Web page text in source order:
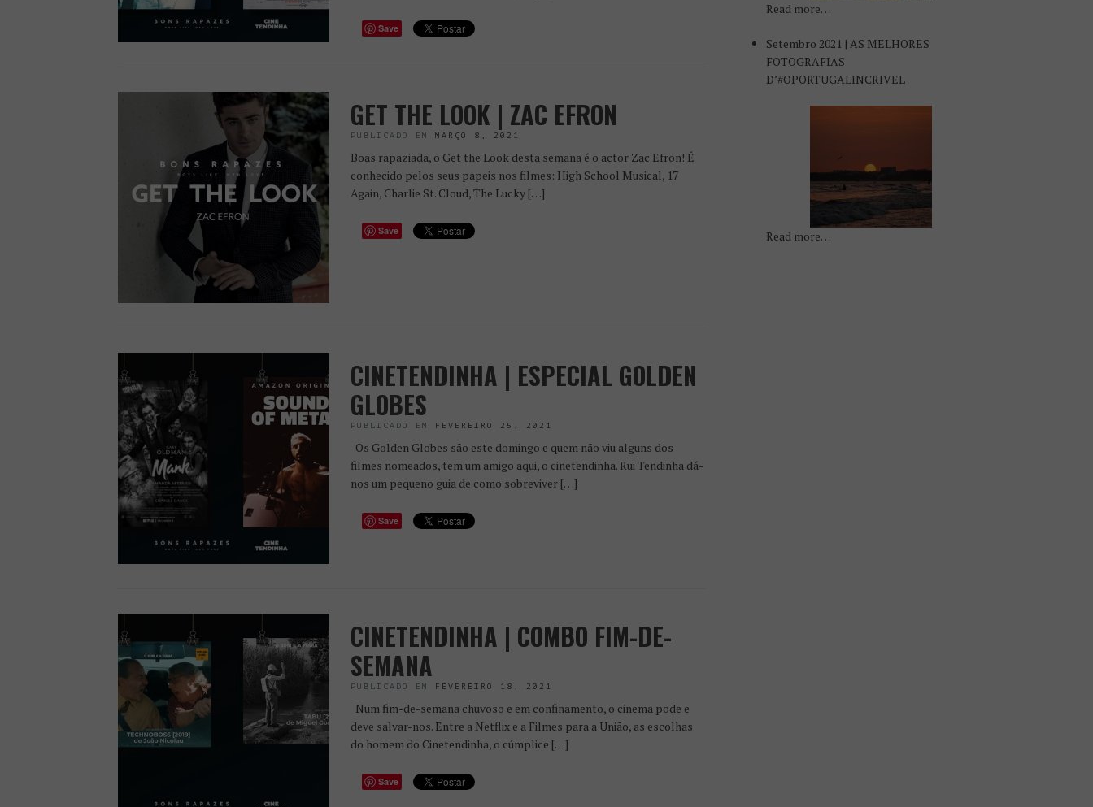
Save
GET THE LOOK | ZAC EFRON
PUBLICADO EM MARÇO 8, 2021
Boas rapaziada, o Get the Look desta semana é o actor Zac Efron! É
conhecido pelos seus papeis nos filmes: High School Musical, 17
Again, Charlie St. Cloud, The Lucky […]
Save
CINETENDINHA | ESPECIAL GOLDEN
GLOBES
PUBLICADO EM FEVEREIRO 25, 2021
Os Golden Globes são este domingo e quem não viu alguns dos
filmes nomeados, tem um amigo aqui, o cinetendinha. Rui Tendinha dá-
nos um pequeno guia de como sobreviver […]
Save
CINETENDINHA | COMBO FIM-DE-
SEMANA
PUBLICADO EM FEVEREIRO 18, 2021
Num fim-de-semana chuvoso e em confinamento, o cinema pode e
deve salvar-nos. Entre a Netflix e a Filmes para a União, as escolhas
do homem do Cinetendinha, o cúmplice […]
Save
Read more…
Setembro 2021 | AS MELHORES
FOTOGRAFIAS
D’#OPORTUGALINCRIVEL
Read more…